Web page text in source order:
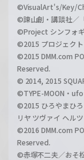
©VisualArt's/Key/
©諫山創・講談社／
©Project シンフォ
©2015 プロジェク
©2015 DMM.com
Reserved.
© 2014, 2015
©TYPE-MOON・
©2015 ひろやまひろ
リヤ ツヴァイ ヘル
©2016 DMM.com
Reserved.
©赤塚不二夫／おそ